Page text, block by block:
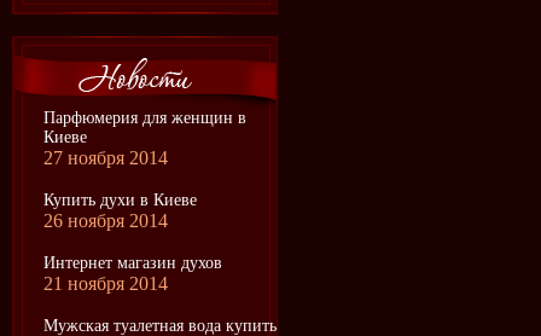
Парфюмерия для женщин в
Киеве
27 ноября 2014
Купить духи в Киеве
26 ноября 2014
Интернет магазин духов
21 ноября 2014
Мужская туалетная вода купить